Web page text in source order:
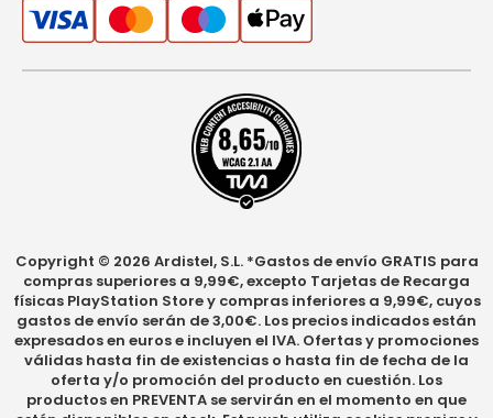
Copyright © 2026 Ardistel, S.L. *Gastos de envío GRATIS para
compras superiores a 9,99€, excepto Tarjetas de Recarga
físicas PlayStation Store y compras inferiores a 9,99€, cuyos
gastos de envío serán de 3,00€. Los precios indicados están
expresados en euros e incluyen el IVA. Ofertas y promociones
válidas hasta fin de existencias o hasta fin de fecha de la
oferta y/o promoción del producto en cuestión. Los
productos en PREVENTA se servirán en el momento en que